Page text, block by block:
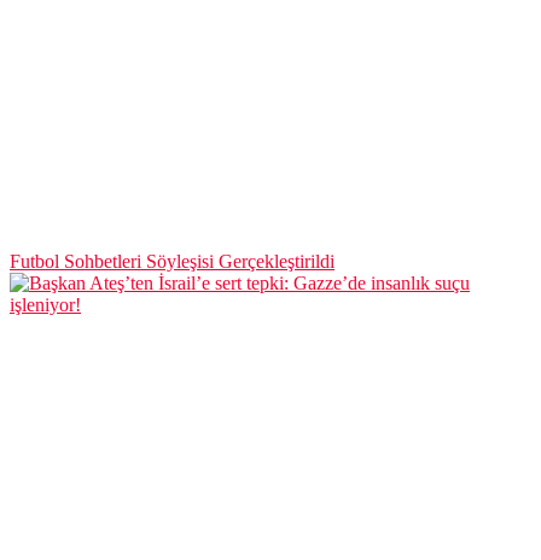
Futbol Sohbetleri Söyleşisi Gerçekleştirildi